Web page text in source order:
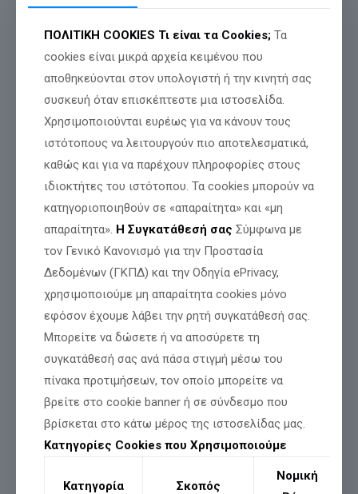
ΕΝΩΣΑΜΕ ΤΙΣ ΦΩΝΕΣ ΜΑΣ ΓΙΑ ΤΗΝ
ΠΑΤΡΙΔΑ
Δελτίο Τύπου Θέμα: «Κοινή Παρέμβαση 4 Ανεξάρτητων
Βουλευτών στη Βουλή. Ζητούν Πάγωμα της «Τελωνειακής
Ένωσης» και των ευρωπαϊκών χρηματοδοτήσεων προς την
Τουρκία». Με κοινή τους πρωτοβουλία
Διαβάστε περισσότερα
ΔΙΑΒΑΤΗΡΙΑ ΑΝΗΛΙΚΩΝ: ΠΙΕΖΟΥΝ ΑΝΗΛΙΚΑ
ΠΟΛΙΤΙΚΗ COOKIES Τι είναι τα Cookies; Τα
cookies είναι μικρά αρχεία κειμένου που
αποθηκεύονται στον υπολογιστή ή την κινητή σας
συσκευή όταν επισκέπτεστε μια ιστοσελίδα.
Χρησιμοποιούνται ευρέως για να κάνουν τους
ιστότοπους να λειτουργούν πιο αποτελεσματικά,
καθώς και για να παρέχουν πληροφορίες στους
ιδιοκτήτες του ιστότοπου. Τα cookies μπορούν να
κατηγοριοποιηθούν σε «απαραίτητα» και «μη
απαραίτητα». Η Συγκατάθεσή σας Σύμφωνα με
τον Γενικό Κανονισμό για την Προστασία
Δεδομένων (ΓΚΠΔ) και την Οδηγία ePrivacy,
χρησιμοποιούμε μη απαραίτητα cookies μόνο
εφόσον έχουμε λάβει την ρητή συγκατάθεσή σας.
Μπορείτε να δώσετε ή να αποσύρετε τη
συγκατάθεσή σας ανά πάσα στιγμή μέσω του
πίνακα προτιμήσεων, τον οποίο μπορείτε να
βρείτε στο cookie banner ή σε σύνδεσμο που
βρίσκεται στο κάτω μέρος της ιστοσελίδας μας.
Κατηγορίες Cookies που Χρησιμοποιούμε
Κατηγορία Σκοπός
Νομική